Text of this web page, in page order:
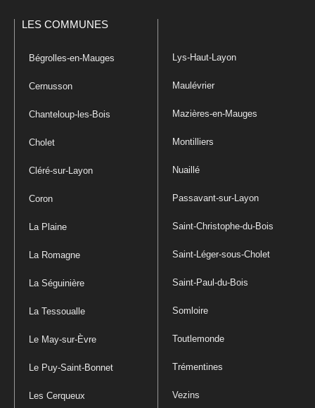
LES COMMUNES
Bégrolles-en-Mauges
Cernusson
Chanteloup-les-Bois
Cholet
Cléré-sur-Layon
Coron
La Plaine
La Romagne
La Séguinière
La Tessoualle
Le May-sur-Èvre
Le Puy-Saint-Bonnet
Les Cerqueux
Lys-Haut-Layon
Maulévrier
Mazières-en-Mauges
Montilliers
Nuaillé
Passavant-sur-Layon
Saint-Christophe-du-Bois
Saint-Léger-sous-Cholet
Saint-Paul-du-Bois
Somloire
Toutlemonde
Trémentines
Vezins